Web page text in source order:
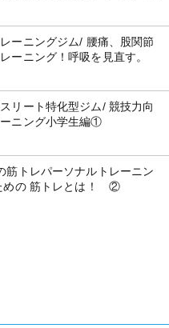
ーニングジム/ 腰痛、股関節
ーニング！呼吸を見直す。
リート特化型ジム/ 競技力向
ニング小学生編①
トレパーソナルトレーニン
めの 筋トレとは！ ②